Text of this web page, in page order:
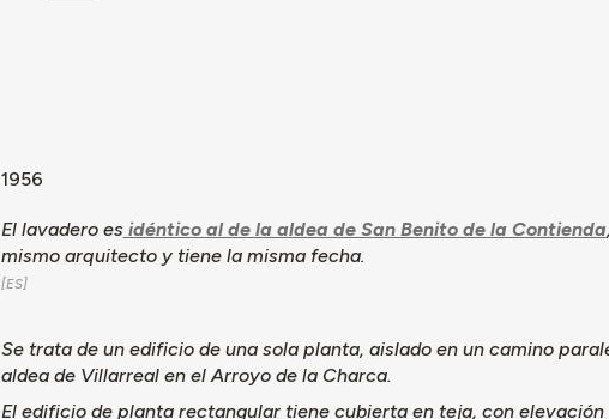
1956
El lavadero esidéntico al de la aldea de San Benito de la Contienda
mismo arquitecto y tiene la misma fecha.
Se trata de un edificio de una sola planta, aislado en un camino
aldea de Villarreal en el Arroyo de la Charca.
El edificio de planta rectangular tiene cubierta en teja, con